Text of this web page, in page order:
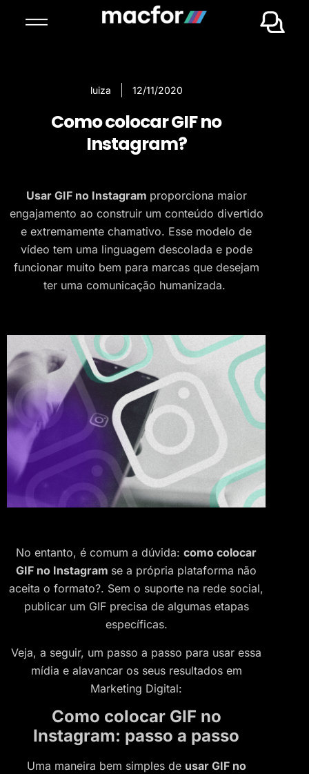
luiza 12/11/2020
Como colocar GIF no
Instagram?
Usar GIF no Instagram proporciona maior
engajamento ao construir um conteúdo divertido
e extremamente chamativo. Esse modelo de
vídeo tem uma linguagem descolada e pode
funcionar muito bem para marcas que desejam
ter uma comunicação humanizada.
No entanto, é comum a dúvida: como colocar
GIF no Instagram se a própria plataforma não
aceita o formato?. Sem o suporte na rede social,
publicar um GIF precisa de algumas etapas
específicas.
Veja, a seguir, um passo a passo para usar essa
mídia e alavancar os seus resultados em
Marketing Digital:
Como colocar GIF no
Instagram: passo a passo
Uma maneira bem simples de usar GIF no